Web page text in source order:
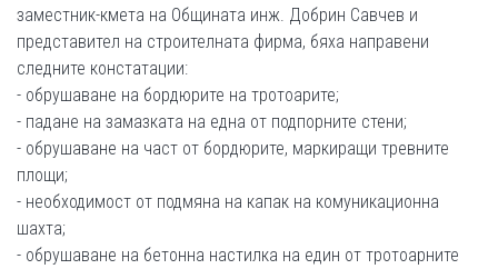
заместник-кмета на Общината инж. Добрин Савчев и
представител на строителната фирма, бяха направени
следните констатации:
- обрушаване на бордюрите на тротоарите;
- падане на замазката на една от подпорните стени;
- обрушаване на част от бордюрите, маркиращи тревните
площи;
- необходимост от подмяна на капак на комуникационна
шахта;
- обрушаване на бетонна настилка на един от тротоарните